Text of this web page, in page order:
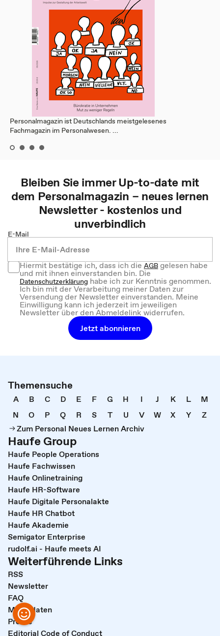
Personalmagazin ist Deutschlands meistgelesenes
Fachmagazin im Personalwesen. ...
Bleiben Sie immer Up-to-date mit
dem Personalmagazin – neues lernen
Newsletter - kostenlos und
unverbindlich
E-Mail
Hiermit bestätige ich, dass ich dieAGBgelesen habe
und mit ihnen einverstanden bin. Die
Datenschutzerklärung habe ich zur Kenntnis genommen.
Ich bin mit der Verarbeitung meiner Daten zur
Versendung der Newsletter einverstanden. Meine
Einwilligung kann ich jederzeit im jeweiligen
Newsletter über den Abmeldelink widerrufen.
Jetzt abonnieren
Themensuche
A B C D E F G H I J K L
M
N
O P Q R S T U V W X Y
Z
Zum Personal Neues Lernen Archiv
Haufe Group
Haufe People Operations
Haufe Fachwissen
Haufe Onlinetraining
Haufe HR-Software
Haufe Digitale Personalakte
Haufe HR Chatbot
Haufe Akademie
Semigator Enterprise
rudolf.ai - Haufe meets AI
Weiterführende Links
RSS
Newsletter
FAQ
Mediadaten
Presse
Editorial Code of Conduct